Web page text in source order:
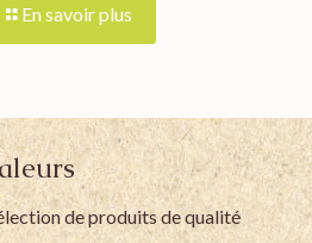
En savoir plus
de produits de qualité